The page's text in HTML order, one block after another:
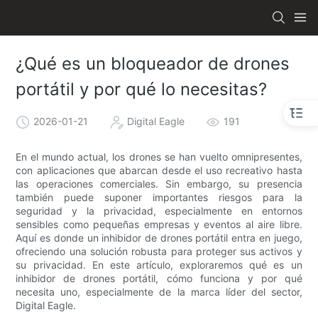
¿Qué es un bloqueador de drones
portátil y por qué lo necesitas?
2026-01-21 Digital Eagle 191
En el mundo actual, los drones se han vuelto omnipresentes,
con aplicaciones que abarcan desde el uso recreativo hasta
las operaciones comerciales. Sin embargo, su presencia
también puede suponer importantes riesgos para la
seguridad y la privacidad, especialmente en entornos
sensibles como pequeñas empresas y eventos al aire libre.
Aquí es donde un inhibidor de drones portátil entra en juego,
ofreciendo una solución robusta para proteger sus activos y
su privacidad. En este artículo, exploraremos qué es un
inhibidor de drones portátil, cómo funciona y por qué
necesita uno, especialmente de la marca líder del sector,
Digital Eagle.